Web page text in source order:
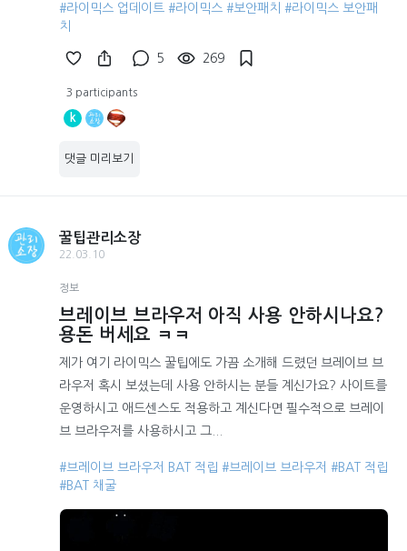
#라이믹스 업데이트 #라이믹스 #보안패치 #라이믹스 보안패
치
5 269
3 participants
k
댓글 미리보기
꿀팁관리소장
22.03.10
정보
브레이브 브라우저 아직 사용 안하시나요?
용돈 버세요 ㅋㅋ
제가 여기 라이믹스 꿀팁에도 가끔 소개해 드렸던 브레이브 브
라우저 혹시 보셨는데 사용 안하시는 분들 계신가요? 사이트를
운영하시고 애드센스도 적용하고 계신다면 필수적으로 브레이
브 브라우저를 사용하시고 그...
#브레이브 브라우저 BAT 적립 #브레이브 브라우저 #BAT 적립
#BAT 채굴